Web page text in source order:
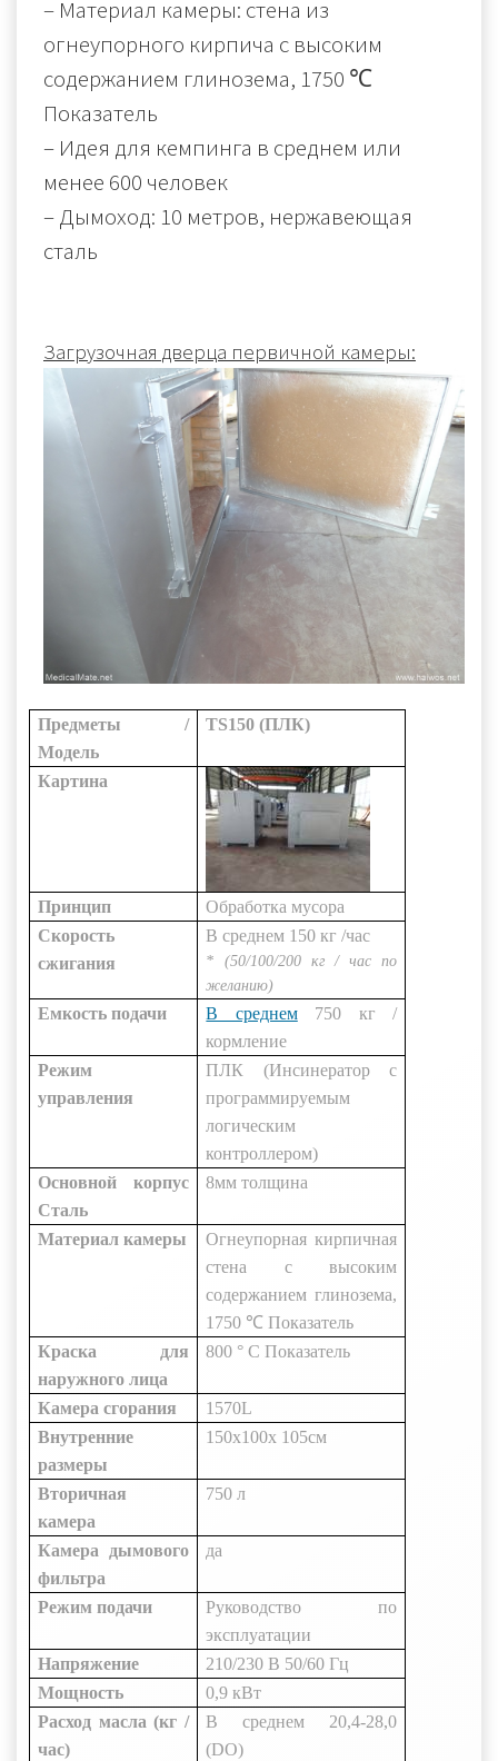
– Материал камеры: стена из
огнеупорного кирпича с высоким
содержанием глинозема, 1750 ℃
Показатель
– Идея для кемпинга в среднем или
менее 600 человек
– Дымоход: 10 метров, нержавеющая
сталь
Загрузочная дверца первичной камеры:
Предметы /
Модель
TS150 (ПЛК)
Картина
Принцип Обработка мусора
Скорость
сжигания
В среднем 150 кг /час
* (50/100/200 кг / час по
желанию)
Емкость подачи В среднем 750 кг
/
кормление
Режим
управления
ПЛК (Инсинератор с
программируемым
логическим
контроллером)
Основной корпус
Сталь
8мм толщина
Материал камеры
Огнеупорная кирпичная
стена с высоким
содержанием глинозема,
1750 ℃ Показатель
Краска для
наружного лица
800 ° С Показатель
Камера сгорания
1570L
Внутренние
размеры
150x100x 105см
Вторичная
камера
750 л
Камера дымового
фильтра
да
Режим подачи
Руководство по
эксплуатации
Напряжение
210/230 В 50/60 Гц
Мощность
0,9 кВт
Расход масла (кг /
час)
В среднем 20,4-28,0
(DO)